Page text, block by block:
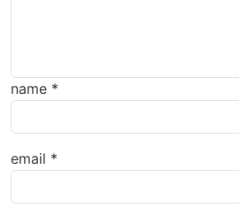
name *
email *